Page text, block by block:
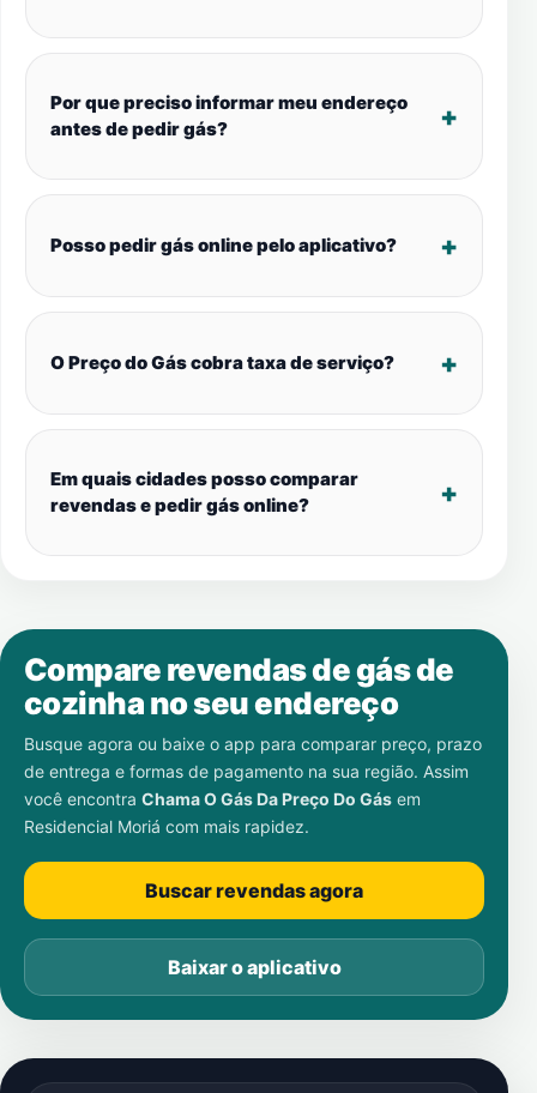
Por que preciso informar meu endereço
antes de pedir gás?
Posso pedir gás online pelo aplicativo?
O Preço do Gás cobra taxa de serviço?
Em quais cidades posso comparar
revendas e pedir gás online?
Compare revendas de gás de
cozinha no seu endereço
Busque agora ou baixe o app para comparar preço, prazo
de entrega e formas de pagamento na sua região. Assim
você encontra Chama O Gás Da Preço Do Gás em
Residencial Moriá com mais rapidez.
Buscar revendas agora
Baixar o aplicativo